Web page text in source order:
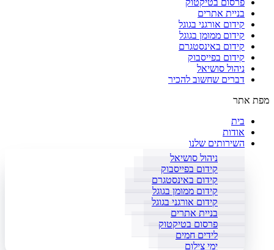
בניית אתרים
קידום אורגני בגוגל
קידום ממומן בגוגל
קידום באינסטגרם
קידום בפייסבוק
ניהול סושיאל
דברים שחשוב להכיר
מפת אתר
בית
אודות
השירותים שלנו
ניהול סושיאל
קידום בפייסבוק
קידום באינסטגרם
קידום ממומן בגוגל
קידום אורגני בגוגל
בניית אתרים
פרסום בטיקטוק
לידים חמים
ימי צילום